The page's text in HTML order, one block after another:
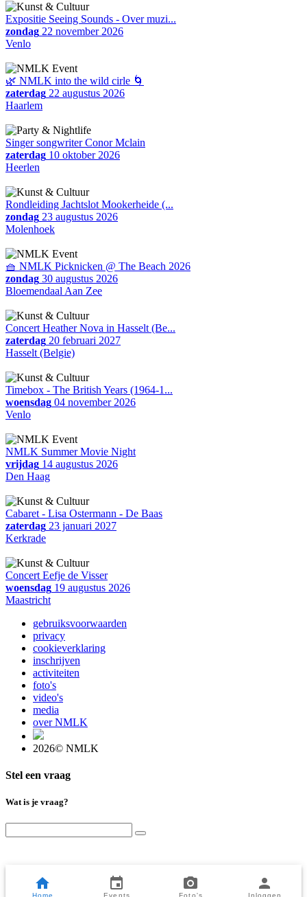
Expositie Seeing Sounds - Over muzi...
zondag 22 november 2026
Venlo
🌿 NMLK into the wild cirle 🌀
zaterdag 22 augustus 2026
Haarlem
Singer songwriter Conor Mclain
zaterdag 10 oktober 2026
Heerlen
Rondleiding Jachtslot Mookerheide (...
zondag 23 augustus 2026
Molenhoek
🧺 NMLK Picknicken @ The Beach 2026
zondag 30 augustus 2026
Bloemendaal Aan Zee
Concert Heather Nova in Hasselt (Be...
zaterdag 20 februari 2027
Hasselt (Belgie)
Timebox - The British Years (1964-1...
woensdag 04 november 2026
Venlo
NMLK Summer Movie Night
vrijdag 14 augustus 2026
Den Haag
Cabaret - Lisa Ostermann - De Baas
zaterdag 23 januari 2027
Kerkrade
Concert Eefje de Visser
woensdag 19 augustus 2026
Maastricht
gebruiksvoorwaarden
privacy
cookieverklaring
inschrijven
activiteiten
foto's
video's
media
over NMLK
2026© NMLK
Stel een vraag
Wat is je vraag?
Home Events Foto's Inloggen